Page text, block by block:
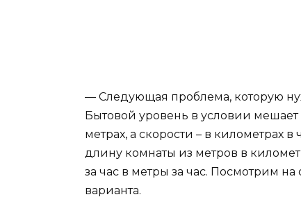
— Следующая проблема, которую
Бытовой уровень в условии
метрах, а скорости – в километрах
длину комнаты из метров в
за час в метры за час. Посмотрим
варианта.